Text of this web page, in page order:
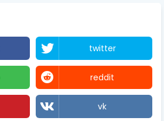
twitter
reddit
vk